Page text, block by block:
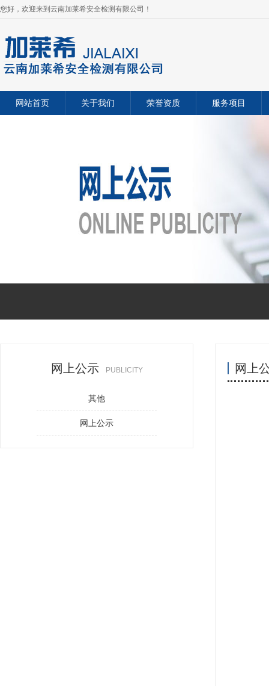
您好，欢迎来到云南加莱希安全检测有限公司！
网站首页 关于我们 荣誉资质 服务项目
网上公示 PUBLICITY
其他
网上公示
网上